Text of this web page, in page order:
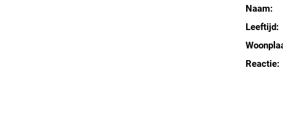
Naam:
Leeftijd:
Reactie: